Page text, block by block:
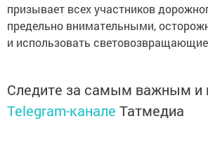
призывает всех участников
предельно внимательными,
и использовать
Следите за самым важным и
Telegram-канале Татмедиа